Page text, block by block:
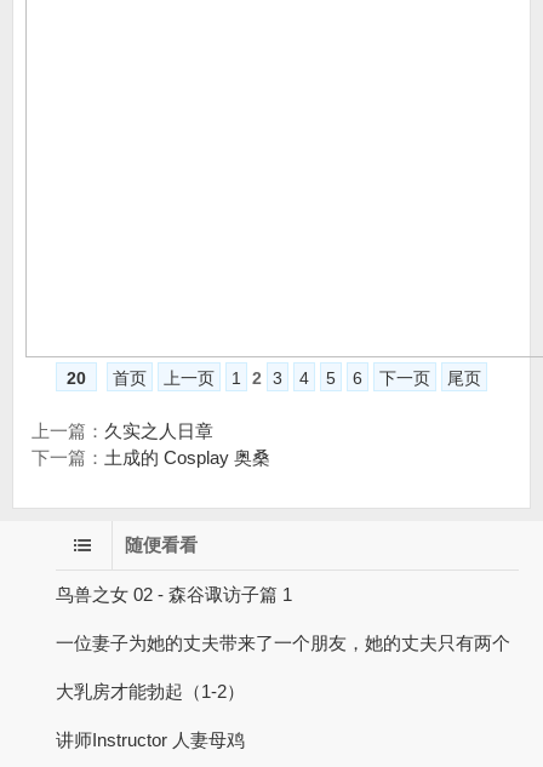
20 首页 上一页 1 2 3 4 5 6 下一页 尾页
上一篇： 久实之人日章
下一篇： 土成的 Cosplay 奥桑
随便看看
鸟兽之女 02 - 森谷诹访子篇 1
一位妻子为她的丈夫带来了一个朋友，她的丈夫只有两个
大乳房才能勃起（1-2）
讲师Instructor 人妻母鸡